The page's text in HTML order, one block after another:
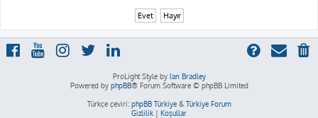
ProLight Style by Ian Bradley
Powered by phpBB® Forum Software © phpBB Limited
Türkçe çeviri: phpBB Türkiye& Türkiye Forum
Gizlilik | Koşullar